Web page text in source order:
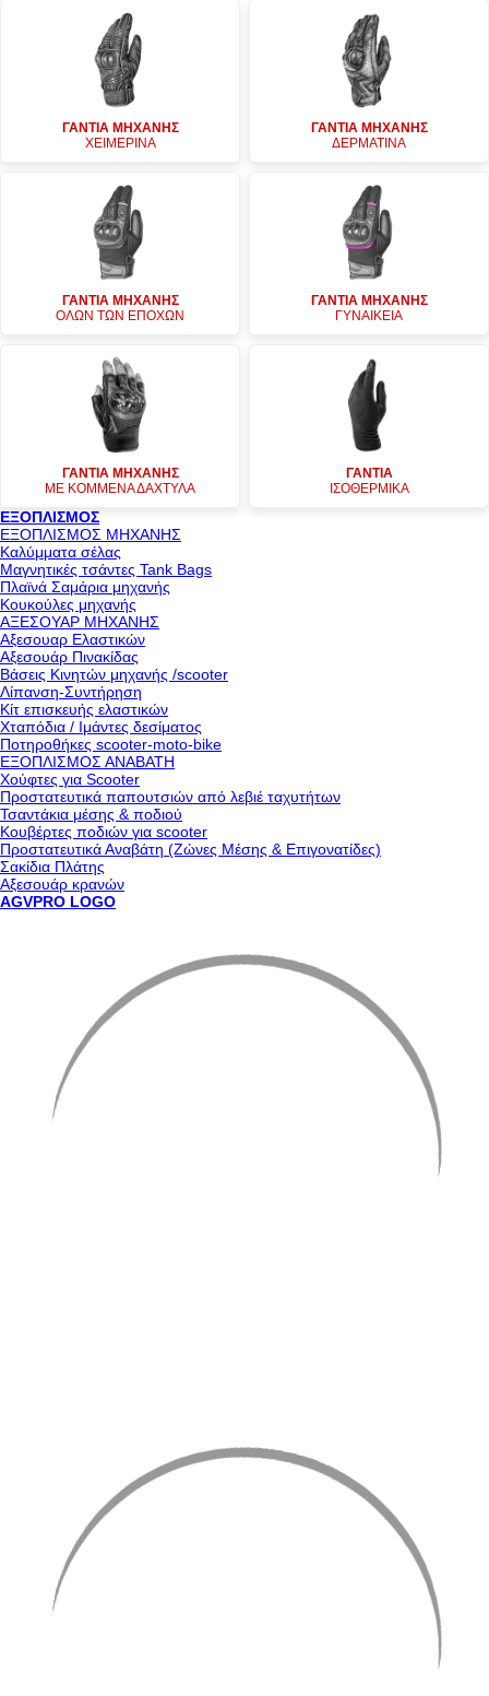
ΓΑΝΤΙΑ ΜΗΧΑΝΗΣ
ΧΕΙΜΕΡΙΝΑ
ΓΑΝΤΙΑ ΜΗΧΑΝΗΣ
ΔΕΡΜΑΤΙΝΑ
ΓΑΝΤΙΑ ΜΗΧΑΝΗΣ
ΟΛΩΝ ΤΩΝ ΕΠΟΧΩΝ
ΓΑΝΤΙΑ ΜΗΧΑΝΗΣ
ΓΥΝΑΙΚΕΙΑ
ΓΑΝΤΙΑ ΜΗΧΑΝΗΣ
ΜΕ ΚΟΜΜΕΝΑ ΔΑΧΤΥΛΑ
ΓΑΝΤΙΑ
ΙΣΟΘΕΡΜΙΚΑ
ΕΞΟΠΛΙΣΜΟΣ
ΕΞΟΠΛΙΣΜΟΣ ΜΗΧΑΝΗΣ
Καλύμματα σέλας
Μαγνητικές τσάντες Tank Bags
Πλαϊνά Σαμάρια μηχανής
Κουκούλες μηχανής
ΑΞΕΣΟΥΑΡ ΜΗΧΑΝΗΣ
Αξεσουαρ Ελαστικών
Αξεσουάρ Πινακίδας
Βάσεις Κινητών μηχανής /scooter
Λίπανση-Συντήρηση
Κίτ επισκευής ελαστικών
Χταπόδια / Ιμάντες δεσίματος
Ποτηροθήκες scooter-moto-bike
ΕΞΟΠΛΙΣΜΟΣ ΑΝΑΒΑΤΗ
Χούφτες για Scooter
Προστατευτικά παπουτσιών από λεβιέ ταχυτήτων
Τσαντάκια μέσης & ποδιού
Κουβέρτες ποδιών για scooter
Προστατευτικά Αναβάτη (Ζώνες Μέσης & Επιγονατίδες)
Σακίδια Πλάτης
Αξεσουάρ κρανών
AGVPRO LOGO